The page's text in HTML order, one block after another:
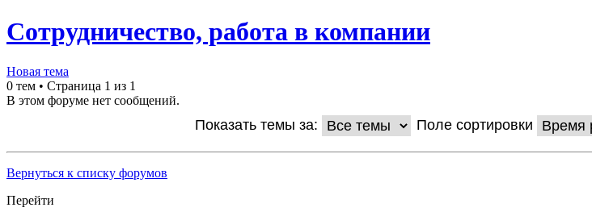
Сотрудничество, работа в компании
Новая тема
0 тем • Страница 1 из 1
В этом форуме нет сообщений.
Показать темы за: Поле сортировки
Вернуться к списку форумов
Перейти